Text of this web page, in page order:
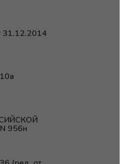
31.12.2014
956н